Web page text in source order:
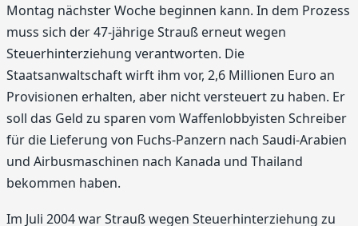
Montag nächster Woche beginnen kann. In dem Prozess
muss sich der 47-jährige Strauß erneut wegen
Steuerhinterziehung verantworten. Die
Staatsanwaltschaft wirft ihm vor, 2,6 Millionen Euro an
Provisionen erhalten, aber nicht versteuert zu haben. Er
soll das Geld zu sparen vom Waffenlobbyisten Schreiber
für die Lieferung von Fuchs-Panzern nach Saudi-Arabien
und Airbusmaschinen nach Kanada und Thailand
bekommen haben.
Im Juli 2004 war Strauß wegen Steuerhinterziehung zu